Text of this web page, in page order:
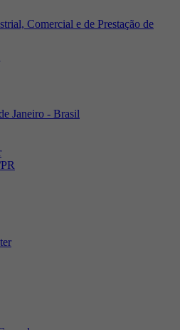
Comercial e de Prestação de
Janeiro - Brasil